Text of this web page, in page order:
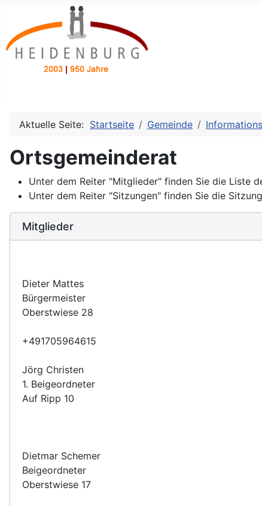
Aktuelle Seite: Startseite Gemeinde
Ortsgemeinderat
Unter dem Reiter "Mitglieder" finden Sie die Liste
Unter dem Reiter "Sitzungen" finden Sie die
Mitglieder
Dieter Mattes
Bürgermeister
Oberstwiese 28
+491705964615
Jörg Christen
1. Beigeordneter
Auf Ripp 10
Dietmar Schemer
Beigeordneter
Oberstwiese 17